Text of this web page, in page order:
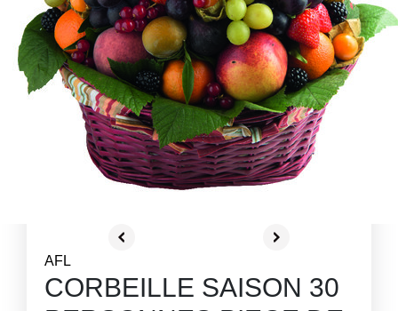
AFL
CORBEILLE SAISON 30